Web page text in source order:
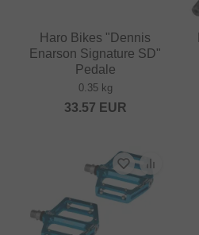
Haro Bikes "Dennis
Enarson Signature SD"
Pedale
0.35 kg
33.57 EUR